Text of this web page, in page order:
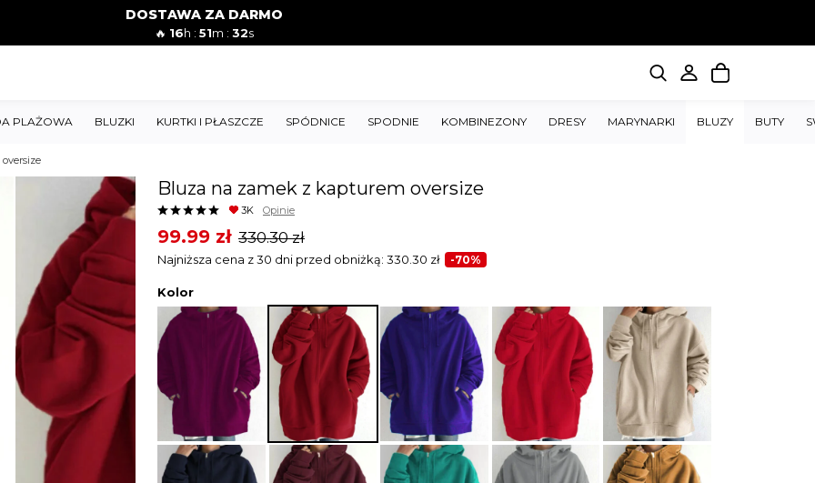
DOSTAWA ZA DARMO
🔥 16h :51m :31s
PLAŻOWA BLUZKI KURTKI I PŁASZCZE SPÓDNICE SPODNIE KOMBINEZONY DRESY MARYNARKI BLUZY BUTY
Bluza na zamek z kapturem oversize
3K Opinie
330.30zł
Original
price
330.30 zł.
99.99 zł
Current
price
99.99 zł.
Najniższa cena z 30 dni przed obniżką: 330.30 zł -70%
Kolor